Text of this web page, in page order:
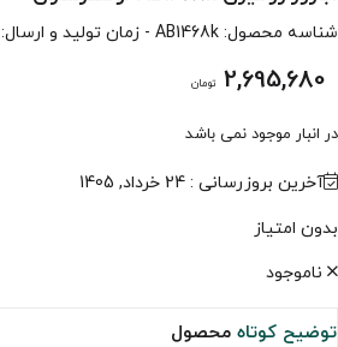
شناسه محصول: AB1468k - زمان تولید و ارسال: 12 الی 18 روزکاری
2,695,680 تومان
در انبار موجود نمی باشد
آخرین بروزرسانی : 24 خرداد, 1405
بدون امتیاز
ناموجود
توضیح کوتاه محصول